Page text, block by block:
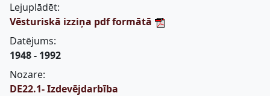
Lejuplādēt:
Vēsturiskā izziņa pdf formātā
Datējums:
1948 - 1992
Nozare:
DE22.1- Izdevējdarbība